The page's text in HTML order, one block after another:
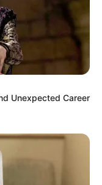
Unexpected Career